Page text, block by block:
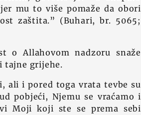
mu to više pomaže da obori
zaštita.” (Buhari, br. 5065;
o Allahovom nadzoru snaže
tajne grijehe.
ali i pored toga vrata tevbe su
pobjeći, Njemu se vraćamo i
Moji koji ste se prema sebi